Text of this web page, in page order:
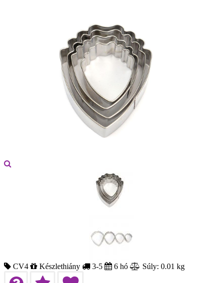
CV4 Készlethiány 3-5 6 hó Súly: 0.01 kg